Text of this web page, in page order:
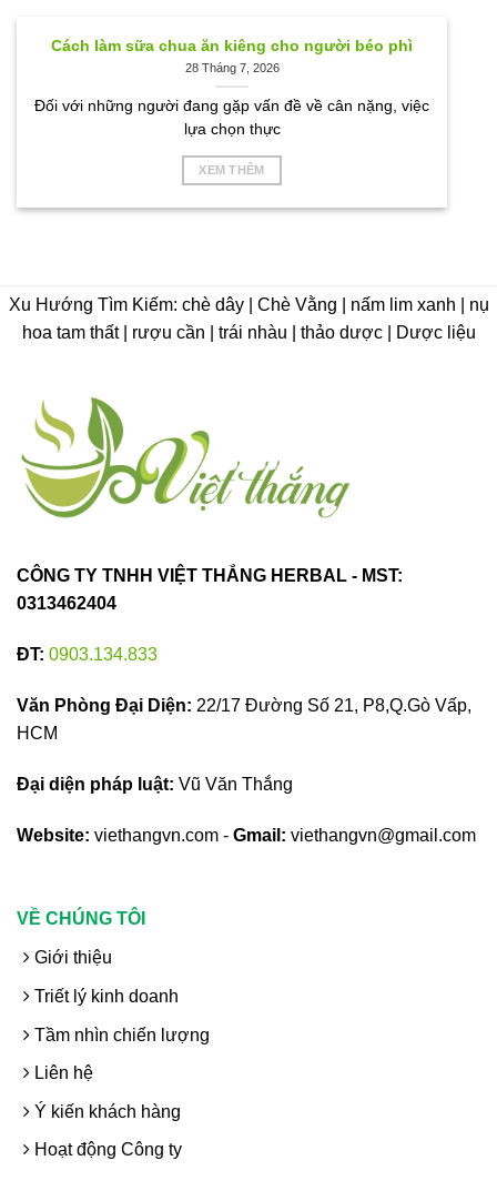
Cách làm sữa chua ăn kiêng cho người béo phì
28 Tháng 7, 2026
Đối với những người đang gặp vấn đề về cân nặng, việc
lựa chọn thực
XEM THÊM
Xu Hướng Tìm Kiếm: chè dây | Chè Vằng | nấm lim xanh | nụ
hoa tam thất | rượu cần | trái nhàu | thảo dược | Dược liệu
CÔNG TY TNHH VIỆT THẮNG HERBAL - MST:
0313462404
ĐT: 0903.134.833
Văn Phòng Đại Diện: 22/17 Đường Số 21, P8,Q.Gò Vấp,
HCM
Đại diện pháp luật: Vũ Văn Thắng
Website: viethangvn.com - Gmail: viethangvn@gmail.com
VỀ CHÚNG TÔI
Giới thiệu
Triết lý kinh doanh
Tầm nhìn chiến lượng
Liên hệ
Ý kiến khách hàng
Hoạt động Công ty